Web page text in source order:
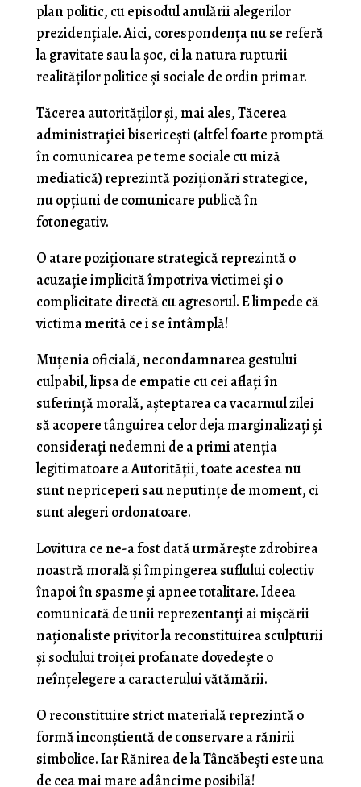
plan politic, cu episodul anulării alegerilor
prezidenţiale. Aici, corespondenţa nu se referă
la gravitate sau la şoc, ci la natura rupturii
realităţilor politice şi sociale de ordin primar.
Tăcerea autorităţilor şi, mai ales, Tăcerea
administraţiei bisericeşti (altfel foarte promptă
în comunicarea pe teme sociale cu miză
mediatică) reprezintă poziţionări strategice,
nu opţiuni de comunicare publică în
fotonegativ.
O atare poziţionare strategică reprezintă o
acuzaţie implicită împotriva victimei şi o
complicitate directă cu agresorul. E limpede că
victima merită ce i se întâmplă!
Muţenia oficială, necondamnarea gestului
culpabil, lipsa de empatie cu cei aflaţi în
suferinţă morală, aşteptarea ca vacarmul zilei
să acopere tânguirea celor deja marginalizaţi şi
consideraţi nedemni de a primi atenţia
legitimatoare a Autorităţii, toate acestea nu
sunt nepriceperi sau neputinţe de moment, ci
sunt alegeri ordonatoare.
Lovitura ce ne-a fost dată urmăreşte zdrobirea
noastră morală şi împingerea suflului colectiv
înapoi în spasme şi apnee totalitare. Ideea
comunicată de unii reprezentanţi ai mişcării
naţionaliste privitor la reconstituirea sculpturii
şi soclului troiţei profanate dovedeşte o
neînţelegere a caracterului vătămării.
O reconstituire strict materială reprezintă o
formă inconştientă de conservare a rănirii
simbolice. Iar Rănirea de la Tâncăbeşti este una
de cea mai mare adâncime posibilă!